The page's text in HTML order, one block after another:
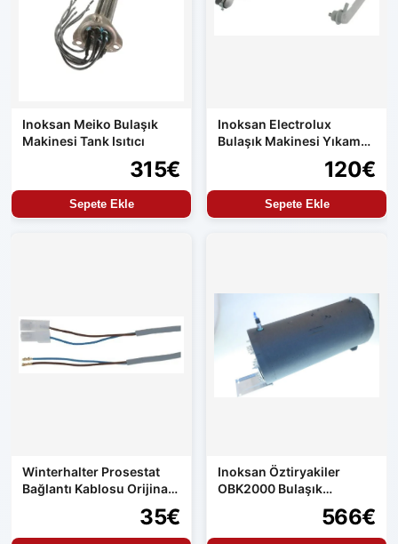
Inoksan Meiko Bulaşık
Makinesi Tank Isıtıcı
315€
Sepete Ekle
Inoksan Electrolux
Bulaşık Makinesi Yıkama
Hortumu Orijinal Yedek
120€
Sepete Ekle
Winterhalter Prosestat
Bağlantı Kablosu Orijinal
35€
Inoksan Öztiryakiler
OBK2000 Bulaşık
566€